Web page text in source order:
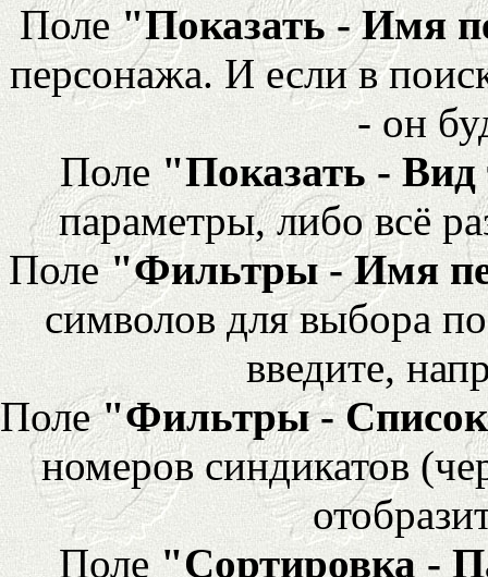
Поле"Показать - Имя
персонажа. И если в
- он
Поле "Показать -
параметры, либо всё
Поле"Фильтры - Имя
символов для выбора
введите,
Поле"Фильтры - Список
номеров синдикатов
Поле "Сортировка -